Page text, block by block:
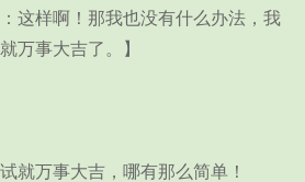
样啊！那我也没有什么办法，我
万事大吉了。】
万事大吉，哪有那么简单！